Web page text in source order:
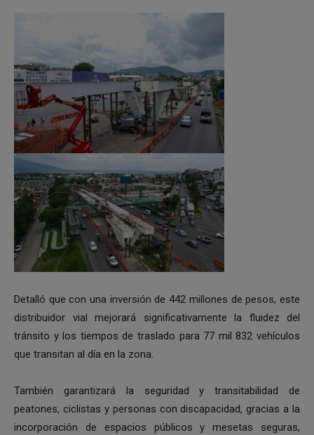
Detalló que con una inversión de 442 millones de pesos, este
distribuidor vial mejorará significativamente la fluidez del
tránsito y los tiempos de traslado para 77 mil 832 vehículos
que transitan al día en la zona.
También garantizará la seguridad y transitabilidad de
peatones, ciclistas y personas con discapacidad, gracias a la
incorporación de espacios públicos y mesetas seguras,